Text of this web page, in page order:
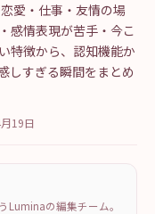
愛・仕事・友情の場
感情表現が苦手・今こ
特徴から、認知機能か
しすぎる瞬間をまとめ
19日
Luminaの編集チーム。